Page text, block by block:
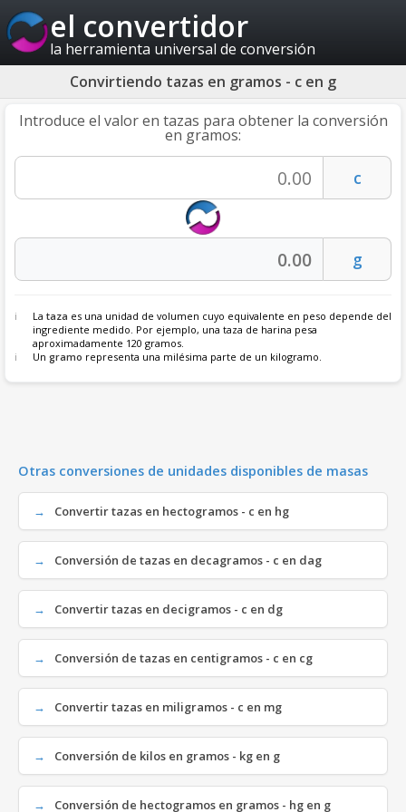
el convertidor
la herramienta universal de conversión
Convirtiendo tazas en gramos - c en g
Introduce el valor en tazas para obtener la conversión
en gramos:
La taza es una unidad de volumen cuyo equivalente en peso depende del
ingrediente medido. Por ejemplo, una taza de harina pesa
aproximadamente 120 gramos.
Un gramo representa una milésima parte de un kilogramo.
Otras conversiones de unidades disponibles de masas
Convertir tazas en hectogramos - c en hg
Conversión de tazas en decagramos - c en dag
Convertir tazas en decigramos - c en dg
Conversión de tazas en centigramos - c en cg
Convertir tazas en miligramos - c en mg
Conversión de kilos en gramos - kg en g
Conversión de hectogramos en gramos - hg en g